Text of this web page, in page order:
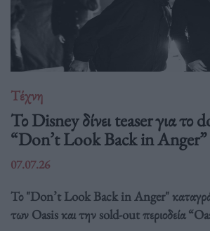
Τέχνη
Το Disney δίνει teaser για το
“Don’t Look Back in Anger”
07.07.26
Το "Don’t Look Back in Anger"
των Oasis και την sold-out περιοδεία